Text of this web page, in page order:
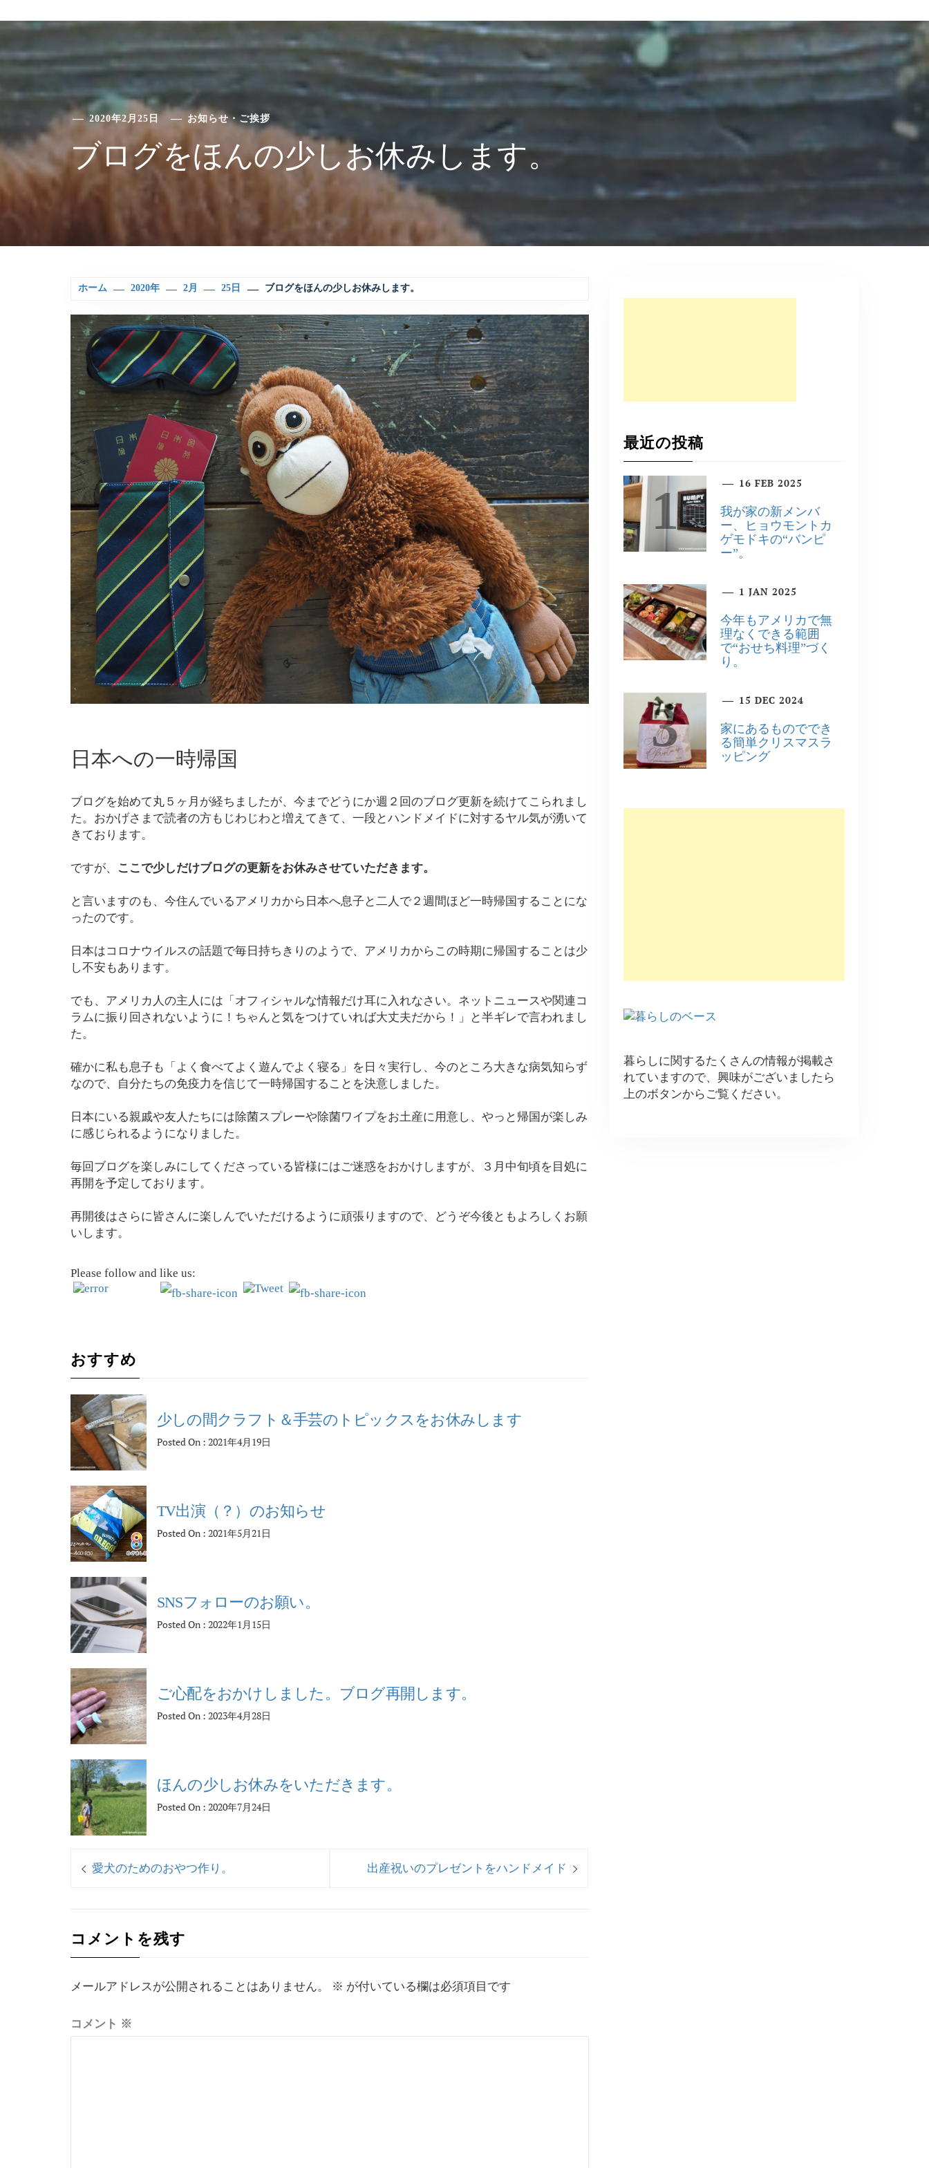
2020年2月25日 お知らせ・ご挨拶
ブログをほんの少しお休みします。
ホーム 2020年 2月 25日 ブログをほんの少しお休みします。
日本への一時帰国
ブログを始めて丸５ヶ月が経ちましたが、今までどうにか週２回のブログ更新を続けてこられまし
た。おかげさまで読者の方もじわじわと増えてきて、一段とハンドメイドに対するヤル気が湧いて
きております。
ですが、 ここで少しだけブログの更新をお休みさせていただきます。
と言いますのも、今住んでいるアメリカから日本へ息子と二人で２週間ほど一時帰国することにな
ったのです。
日本はコロナウイルスの話題で毎日持ちきりのようで、アメリカからこの時期に帰国することは少
し不安もあります。
でも、アメリカ人の主人には「オフィシャルな情報だけ耳に入れなさい。ネットニュースや関連コ
ラムに振り回されないように！ちゃんと気をつけていれば大丈夫だから！」と半ギレで言われまし
た。
確かに私も息子も「よく食べてよく遊んでよく寝る」を日々実行し、今のところ大きな病気知らず
なので、自分たちの免疫力を信じて一時帰国することを決意しました。
日本にいる親戚や友人たちには除菌スプレーや除菌ワイプをお土産に用意し、やっと帰国が楽しみ
に感じられるようになりました。
毎回ブログを楽しみにしてくださっている皆様にはご迷惑をおかけしますが、３月中旬頃を目処に
再開を予定しております。
再開後はさらに皆さんに楽しんでいただけるように頑張りますので、どうぞ今後ともよろしくお願
いします。
Please follow and like us:
おすすめ
少しの間クラフト＆手芸のトピックスをお休みします
Posted On : 2021年4月19日
TV出演（？）のお知らせ
Posted On : 2021年5月21日
SNSフォローのお願い。
Posted On : 2022年1月15日
ご心配をおかけしました。ブログ再開します。
Posted On : 2023年4月28日
ほんの少しお休みをいただきます。
Posted On : 2020年7月24日
投
稿
ビ
ゲ
シ
ョ
ン
過
稿:
愛犬のためのおやつ作り。
次
出産祝いのプレゼントをハンドメイド
コメントを残す
メールアドレスが公開されることはありません。 ※ が付いている欄は必須項目です
コメント ※
最近の投稿
1 16 FEB 2025
我が家の新メンバ
ー、ヒョウモントカ
ゲモドキの“バンピ
ー”。
2 1 JAN 2025
今年もアメリカで無
理なくできる範囲
で“おせち料理”づく
り。
3 15 DEC 2024
家にあるものででき
る簡単クリスマスラ
ッピング
暮らしに関するたくさんの情報が掲載さ
れていますので、興味がございましたら
上のボタンからご覧ください。